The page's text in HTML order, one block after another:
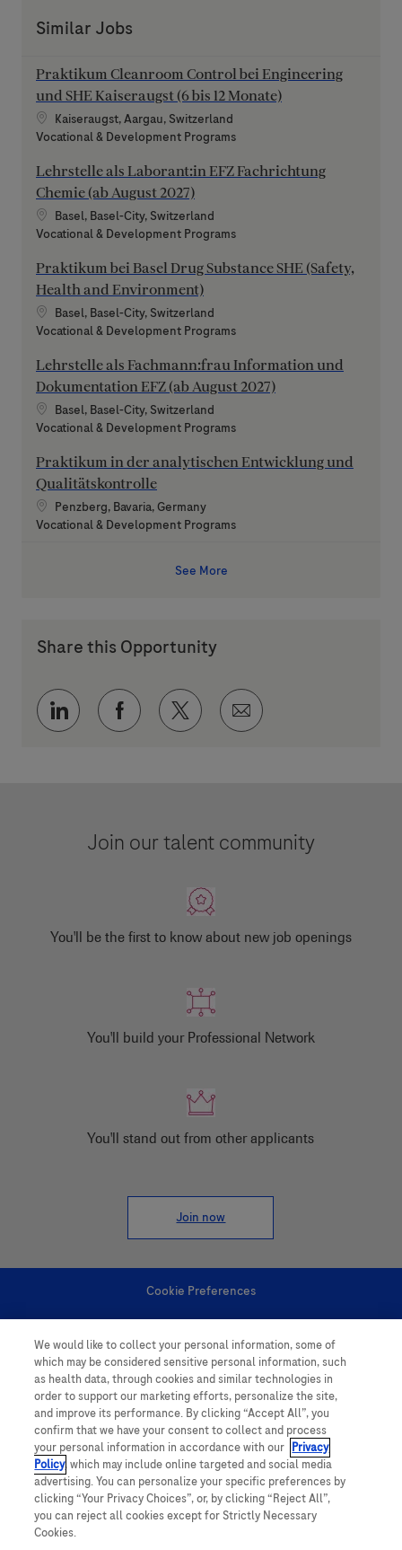
Similar Jobs
Praktikum Cleanroom Control bei Engineering
und SHE Kaiseraugst (6 bis 12 Monate)
Location
Kaiseraugst, Aargau, Switzerland
Category
Vocational & Development Programs
Lehrstelle als Laborant:in EFZ Fachrichtung
Chemie (ab August 2027)
Location
Basel, Basel-City, Switzerland
Category
Vocational & Development Programs
Praktikum bei Basel Drug Substance SHE (Safety,
Health and Environment)
Location
Basel, Basel-City, Switzerland
Category
Vocational & Development Programs
Lehrstelle als Fachmann:frau Information und
Dokumentation EFZ (ab August 2027)
Location
Basel, Basel-City, Switzerland
Category
Vocational & Development Programs
Praktikum in der analytischen Entwicklung und
Qualitätskontrolle
Location
Penzberg, Bavaria, Germany
Category
Vocational & Development Programs
See More
Share this Opportunity
Share via LinkedInShare via Facebook
Share via twitter
Share via email
Join our talent community
You'll be the first to know about new job openings
You'll build your Professional Network
You'll stand out from other applicants
Join now
Cookie Preferences
Personal Information
follow us
We would like to collect your personal information, some of
which may be considered sensitive personal information, such
as health data, through cookies and similar technologies in
order to support our marketing efforts, personalize the site,
and improve its performance. By clicking “Accept All”, you
confirm that we have your consent to collect and process
your personal information in accordance with our Privacy
Policy, which may include online targeted and social media
advertising. You can personalize your specific preferences by
clicking “Your Privacy Choices”, or, by clicking “Reject All”,
you can reject all cookies except for Strictly Necessary
Cookies.